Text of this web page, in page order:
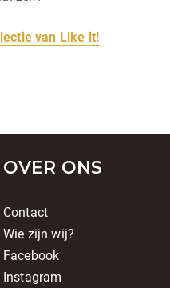
van Like it!
OVER ONS
Contact
Wie zijn wij?
Facebook
Instagram